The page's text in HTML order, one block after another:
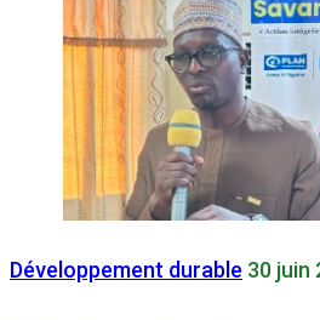
Développement durable 30 juin